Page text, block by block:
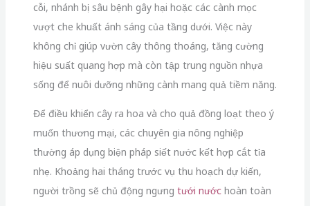
cỗi, nhánh bị sâu bệnh gây hại hoặc các cành mọc
vượt che khuất ánh sáng của tầng dưới. Việc này
không chỉ giúp vườn cây thông thoáng, tăng cường
hiệu suất quang hợp mà còn tập trung nguồn nhựa
sống để nuôi dưỡng những cành mang quả tiềm năng.
Để điều khiển cây ra hoa và cho quả đồng loạt theo ý
muốn thương mại, các chuyên gia nông nghiệp
thường áp dụng biện pháp siết nước kết hợp cắt tỉa
nhẹ. Khoảng hai tháng trước vụ thu hoạch dự kiến,
người trồng sẽ chủ động ngưng tưới nướchoàn toàn